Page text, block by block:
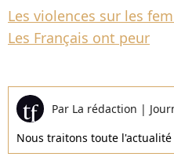
Les violences sur les
Les Français ont peur
Par La rédaction |
Nous traitons toute